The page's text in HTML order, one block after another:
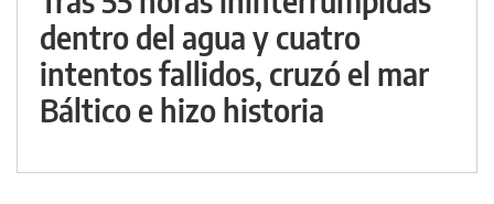
dentro del agua y cuatro
intentos fallidos, cruzó el mar
Báltico e hizo historia